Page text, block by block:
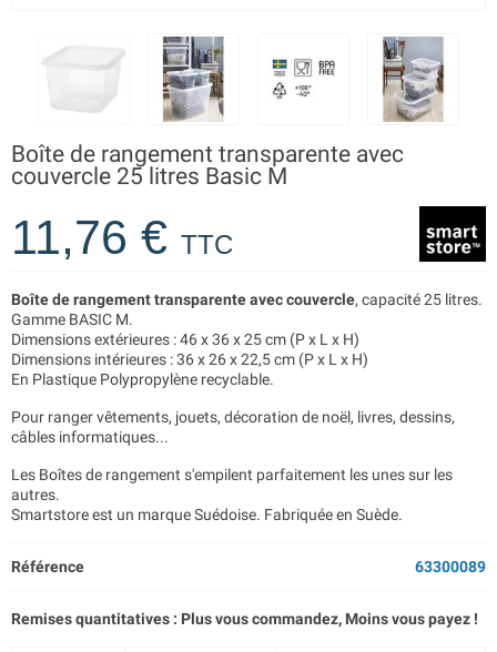
Boîte de rangement transparente avec
couvercle 25 litres Basic M
11,76 € TTC
Boîte de rangement transparente avec couvercle, capacité 25 litres.
Gamme BASIC M.
Dimensions extérieures : 46 x 36 x 25 cm (P x L x H)
Dimensions intérieures : 36 x 26 x 22,5 cm (P x L x H)
En Plastique Polypropylène recyclable.
Pour ranger vêtements, jouets, décoration de noël, livres, dessins,
câbles informatiques...
Les Boîtes de rangement s'empilent parfaitement les unes sur les
autres.
Smartstore est un marque Suédoise. Fabriquée en Suède.
Référence 63300089
Remises quantitatives : Plus vous commandez, Moins vous payez !